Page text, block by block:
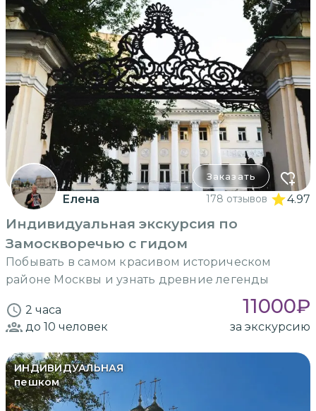
Заказать
Елена 178 отзывов 4.97
Индивидуальная экскурсия по
Замоскворечью с гидом
Побывать в самом красивом историческом
районе Москвы и узнать древние легенды
2 часа 11000₽
до 10 человек за экскурсию
ИНДИВИДУАЛЬНАЯ
пешком